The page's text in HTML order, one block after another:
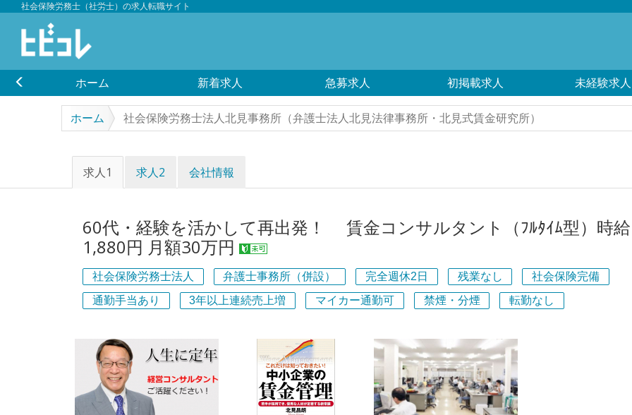
社会保険労務士（社労士）の求人転職サイト
ホーム 新着求人 急募求人 初掲載求人 未経験求人
ホーム 社会保険労務士法人北見事務所（弁護士法人北見法律事務所・北見式賃金研究所）
求人1 求人2 会社情報
60代・経験を活かして再出発！ 賃金コンサルタント（ﾌﾙﾀｲﾑ型）時給
1,880円 月額30万円
社会保険労務士法人 弁護士事務所（併設） 完全週休2日 残業なし
社会保険完備
通勤手当あり
3年以上連続売上増 マイカー通勤可 禁煙・分煙 転勤なし